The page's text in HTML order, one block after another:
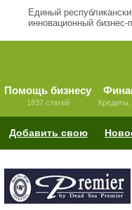
Единый
инновационный бизнес-
Помощь бизнесу
1837 статей Кредиты,
Добавить свою